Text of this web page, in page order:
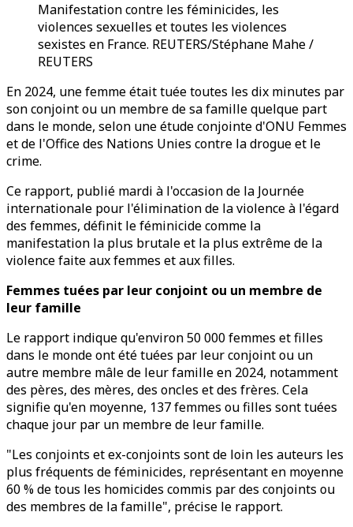
Manifestation contre les féminicides, les
violences sexuelles et toutes les violences
sexistes en France. REUTERS/Stéphane Mahe /
REUTERS
En 2024, une femme était tuée toutes les dix minutes par
son conjoint ou un membre de sa famille quelque part
dans le monde, selon une étude conjointe d'ONU Femmes
et de l'Office des Nations Unies contre la drogue et le
crime.
Ce rapport, publié mardi à l'occasion de la Journée
internationale pour l'élimination de la violence à l'égard
des femmes, définit le féminicide comme la
manifestation la plus brutale et la plus extrême de la
violence faite aux femmes et aux filles.
Femmes tuées par leur conjoint ou un membre de
leur famille
Le rapport indique qu'environ 50 000 femmes et filles
dans le monde ont été tuées par leur conjoint ou un
autre membre mâle de leur famille en 2024, notamment
des pères, des mères, des oncles et des frères. Cela
signifie qu'en moyenne, 137 femmes ou filles sont tuées
chaque jour par un membre de leur famille.
"Les conjoints et ex-conjoints sont de loin les auteurs les
plus fréquents de féminicides, représentant en moyenne
60 % de tous les homicides commis par des conjoints ou
des membres de la famille", précise le rapport.